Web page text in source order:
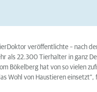
veröffentlichte – nach
als 22.300 Tierhalter in ganz
Bökelberg hat von so vielen
Wohl von Haustieren einsetzt“,